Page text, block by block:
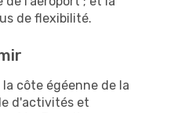
de flexibilité.
côte égéenne de la
d'activités et